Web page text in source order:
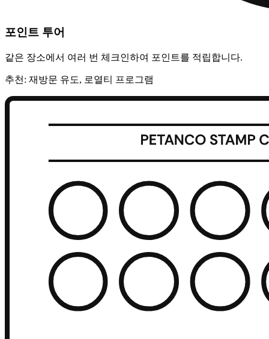
포인트 투어
같은 장소에서 여러 번 체크인하여 포인트를 적립합니다.
추천: 재방문 유도, 로열티 프로그램